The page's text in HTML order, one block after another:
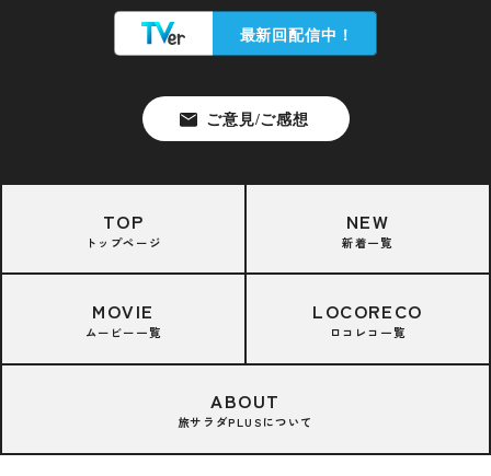
TOP
トップページ
NEW
新着一覧
MOVIE
ムービー一覧
LOCORECO
ロコレコ一覧
ABOUT
旅サラダPLUSについて